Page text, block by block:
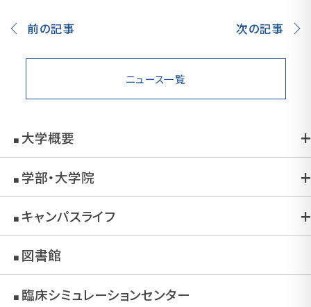
前の記事
ニュース一覧
次の記事
■大学概要
■学部・大学院
■キャンパスライフ
■図書館
■臨床シミュレーションセンター